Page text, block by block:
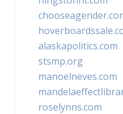
alaskapolitics.com
stsmp.org
manoelneves.com
roselynns.com